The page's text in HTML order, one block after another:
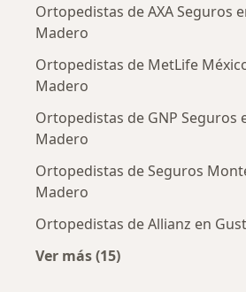
Ortopedistas de AXA Seguros
Madero
Ortopedistas de MetLife
Madero
Ortopedistas de GNP Seguros
Madero
Ortopedistas de Seguros
Madero
Ortopedistas de Allianz en
Ver más (15)